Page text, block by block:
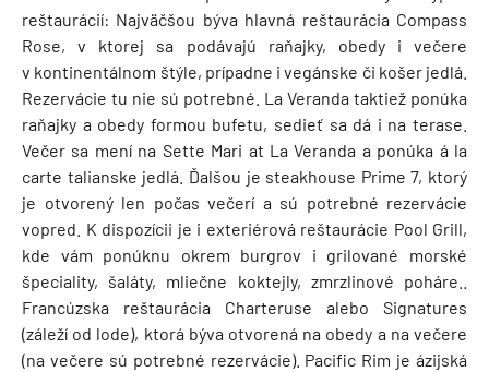
reštaurácií: Najväčšou býva hlavná reštaurácia Compass
Rose, v ktorej sa podávajú raňajky, obedy i večere
v kontinentálnom štýle, prípadne i vegánske či košer jedlá.
Rezervácie tu nie sú potrebné. La Veranda taktiež ponúka
raňajky a obedy formou bufetu, sedieť sa dá i na terase.
Večer sa mení na Sette Mari at La Veranda a ponúka á la
carte talianske jedlá. Ďalšou je steakhouse Prime 7, ktorý
je otvorený len počas večerí a sú potrebné rezervácie
vopred. K dispozícii je i exteriérová reštaurácie Pool Grill,
kde vám ponúknu okrem burgrov i grilované morské
špeciality, šaláty, mliečne koktejly, zmrzlinové poháre..
Francúzska reštaurácia Charteruse alebo Signatures
(záleží od lode), ktorá býva otvorená na obedy a na večere
(na večere sú potrebné rezervácie). Pacific Rim je ázijská